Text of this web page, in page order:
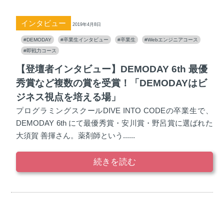
インタビュー 2019年4月8日
#DEMODAY #卒業生インタビュー #卒業生
#Webエンジニアコース
#即戦力コース
【登壇者インタビュー】DEMODAY 6th 最優
秀賞など複数の賞を受賞！「DEMODAYはビ
ジネス視点を培える場」
プログラミングスクールDIVE INTO CODEの卒業生で、
DEMODAY 6th にて最優秀賞・安川賞・野呂賞に選ばれた
大須賀 善揮さん。薬剤師という......
続きを読む